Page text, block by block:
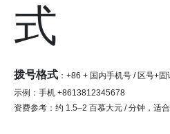
式
拨号格式 ：+86 + 国内手机号 / 区号+固
示例：手机 +8613812345678
资费参考：约 1.5–2 百慕大元 / 分钟，适合